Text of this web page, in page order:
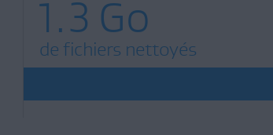
1.3 Go
de fichiers nettoyés